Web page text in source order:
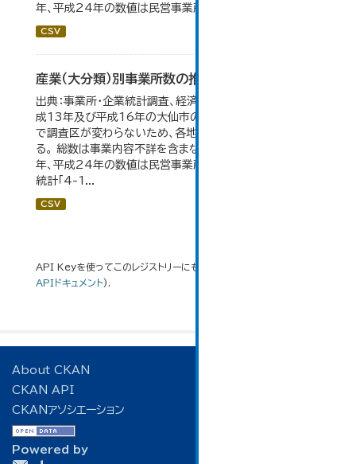
年、平成24年の数値は民営事業所のみの数値。...
CSV
産業（大分類）別事業所数の推移
出典：事業所・企業統計調査、経済センサス。 平成11年、平
成13年及び平成16年の大仙市の数値は、合併前、合併後
で調査区が変わらないため、各地域の数値を合算してい
る。 総数は事業内容不詳を含まない。平成11年、平成16
年、平成24年の数値は民営事業所のみの数値。 大仙市の
統計「4-1...
CSV
API Keyを使ってこのレジストリーにもアクセス可能です
APIドキュメント).
About CKAN
CKAN API
CKANアソシエーション
Powered by